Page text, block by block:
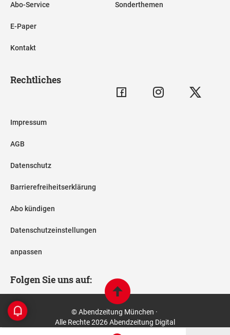
Abo-Service
E-Paper
Kontakt
Sonderthemen
Rechtliches
Impressum
AGB
Datenschutz
Barrierefreiheitserklärung
Abo kündigen
Datenschutzeinstellungen
anpassen
Folgen Sie uns auf:
© Abendzeitung München ·
Alle Rechte 2026 Abendzeitung Digital